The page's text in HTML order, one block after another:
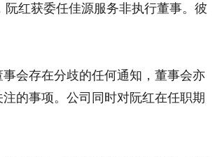
红获委任佳源服务非执行董事。彼
会存在分歧的任何通知，董事会亦
的事项。公司同时对阮红在任职期